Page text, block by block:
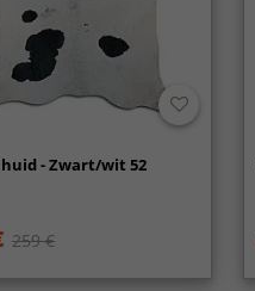
- Zwart/wit 52
259 €